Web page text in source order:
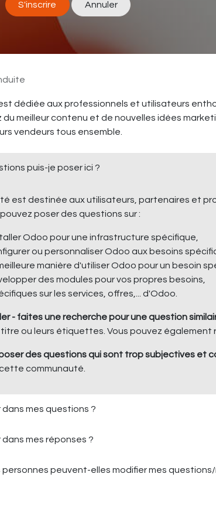
S'inscrire Annuler
dédiée aux professionnels et utilisateurs
meilleur contenu et de nouvelles idées
vendeurs tous ensemble.
puis-je poser ici ?
est destinée aux utilisateurs, partenaires et
poser des questions sur :
Odoo pour une infrastructure spécifique,
ou personnaliser Odoo aux besoins
manière d'utiliser Odoo pour un besoin
des modules pour vos propres besoins,
sur les services, offres,... d'Odoo.
- faites une recherche pour une question
ou leurs étiquettes. Vous pouvez également
des questions qui sont trop subjectives et
communauté.
mes questions ?
mes réponses ?
peuvent-elles modifier mes